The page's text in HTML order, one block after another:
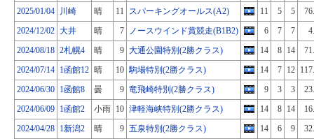
2025/01/04
川崎 晴 11 スパーキングオールス(A2) 11 5 5
2024/12/02 大井 晴 7 ノースウインド賞競走(B1B2) 6 7 7
2024/08/18 2札幌4 晴 9 大通公園特別(2勝クラス) 14 8 14
2024/07/14 1函館12 晴 10 駒場特別(2勝クラス) 14 7 12
2024/06/30 1函館8 曇 9 竜飛崎特別(2勝クラス) 9 3 3
2024/06/09 1函館2 小雨 10 津軽海峡特別(2勝クラス) 14 8 14
2024/04/28 1新潟2 晴 9 五泉特別(2勝クラス) 14 6 9